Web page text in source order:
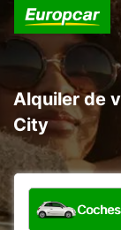
Alquiler de
City
¿Qué tipo de
Coches